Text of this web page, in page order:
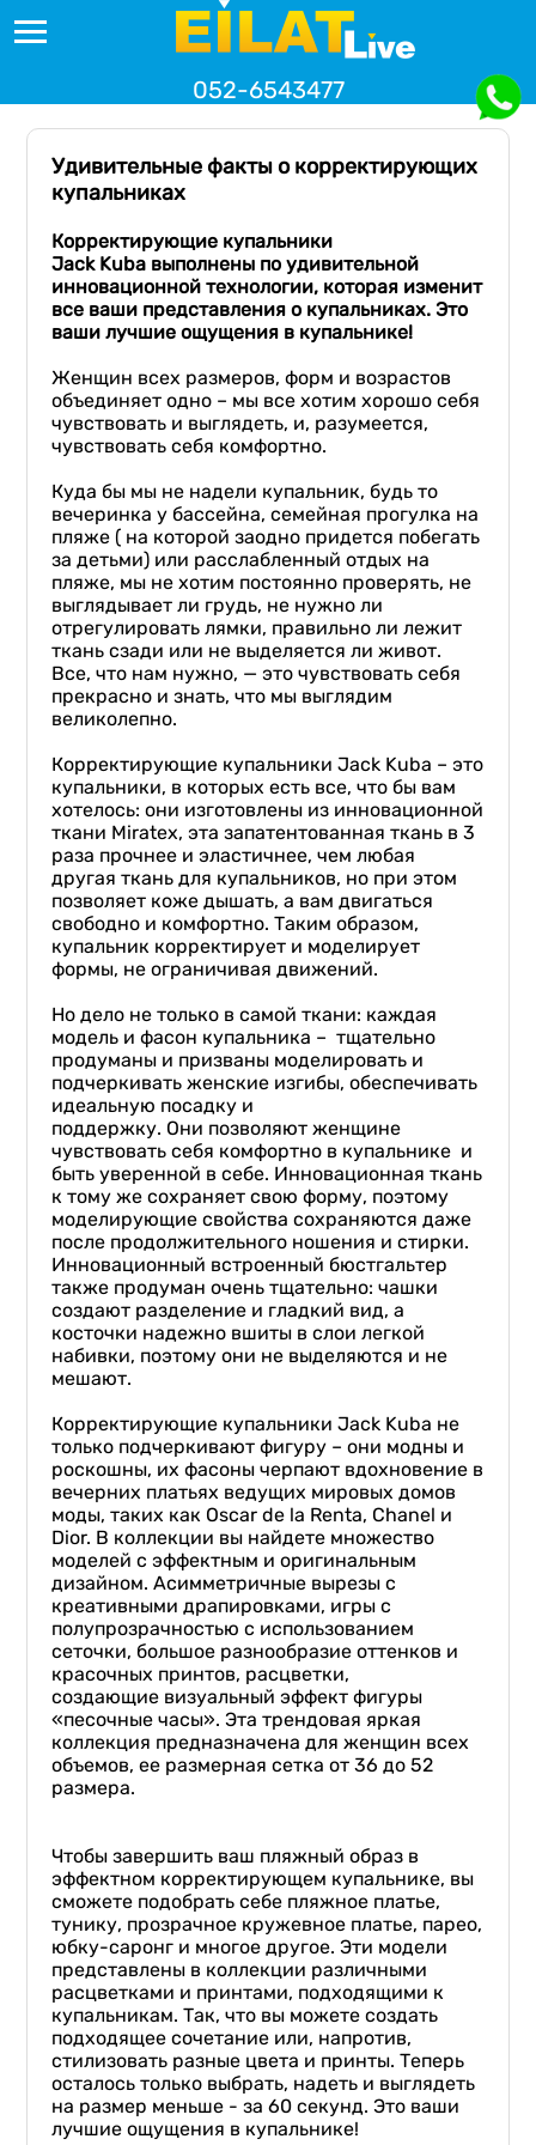
052-6543477
Удивительные факты о корректирующих
купальниках
Корректирующие купальники
Jack Kuba выполнены по удивительной
инновационной технологии, которая изменит
все ваши представления о купальниках. Это
ваши лучшие ощущения в купальнике!
Женщин всех размеров, форм и возрастов
объединяет одно – мы все хотим хорошо себя
чувствовать и выглядеть, и, разумеется,
чувствовать себя комфортно.
Куда бы мы не надели купальник, будь то
вечеринка у бассейна, семейная прогулка на
пляже ( на которой заодно придется побегать
за детьми) или расслабленный отдых на
пляже, мы не хотим постоянно проверять, не
выглядывает ли грудь, не нужно ли
отрегулировать лямки, правильно ли лежит
ткань сзади или не выделяется ли живот.
Все, что нам нужно, — это чувствовать себя
прекрасно и знать, что мы выглядим
великолепно.
Корректирующие купальники Jack Kuba – это
купальники, в которых есть все, что бы вам
хотелось: они изготовлены из инновационной
ткани Miratex, эта запатентованная ткань ​​в 3
раза прочнее и эластичнее, чем любая
другая ткань для купальников, но при этом
позволяет коже дышать, а вам двигаться
свободно и комфортно. Таким образом,
купальник корректирует и моделирует
формы, не ограничивая движений.
Но дело не только в самой ткани: каждая
модель и фасон купальника – тщательно
продуманы и призваны моделировать и
подчеркивать женские изгибы, обеспечивать
идеальную посадку и
поддержку. Они позволяют женщине
чувствовать себя комфортно в купальнике и
быть уверенной в себе. Инновационная ткань
к тому же сохраняет свою форму, поэтому
моделирующие свойства сохраняются даже
после продолжительного ношения и стирки.
Инновационный встроенный бюстгальтер
также продуман очень тщательно: чашки
создают разделение и гладкий вид, а
косточки надежно вшиты в слои легкой
набивки, поэтому они не выделяются и не
мешают.
Корректирующие купальники Jack Kuba не
только подчеркивают фигуру – они модны и
роскошны, их фасоны черпают вдохновение в
вечерних платьях ведущих мировых домов
моды, таких как Oscar de la Renta, Chanel и
Dior. В коллекции вы найдете множество
моделей с эффектным и оригинальным
дизайном. Асимметричные вырезы с
креативными драпировками, игры с
полупрозрачностью с использованием
сеточки, большое разнообразие оттенков и
красочных принтов, расцветки,
создающие визуальный эффект фигуры
«песочные часы». Эта трендовая яркая
коллекция предназначена для женщин всех
объемов, ее размерная сетка от 36 до 52
размера.
Чтобы завершить ваш пляжный образ в
эффектном корректирующем купальнике, вы
сможете подобрать себе пляжное платье,
тунику, прозрачное кружевное платье, парео,
юбку-саронг и многое другое. Эти модели
представлены в коллекции различными
расцветками и принтами, подходящими к
купальникам. Так, что вы можете создать
подходящее сочетание или, напротив,
стилизовать разные цвета и принты. Теперь
осталось только выбрать, надеть и выглядеть
на размер меньше - за 60 секунд. Это ваши
лучшие ощущения в купальнике!